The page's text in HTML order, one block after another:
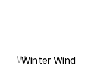
WWinter Wind